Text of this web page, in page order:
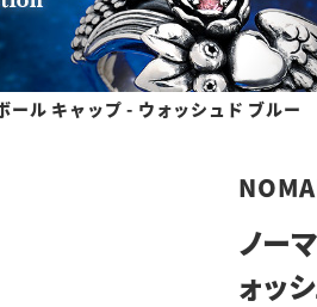
ール キャップ - ウォッシュド ブルー
ノー
ォッ